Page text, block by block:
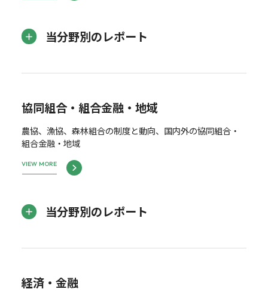
当分野別のレポート
協同組合・組合金融・地域
農協、漁協、森林組合の制度と動向、国内外の協同組合・
組合金融・地域
VIEW MORE
当分野別のレポート
経済・金融